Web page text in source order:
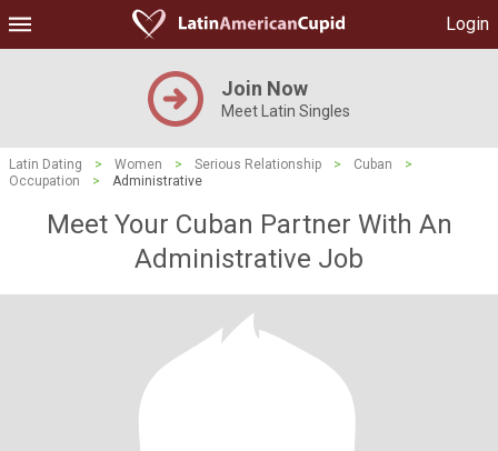
Login
Join Now
Meet Latin Singles
Latin Dating > Women > Serious Relationship > Cuban
>
Occupation
> Administrative
Meet Your Cuban Partner With An
Administrative Job